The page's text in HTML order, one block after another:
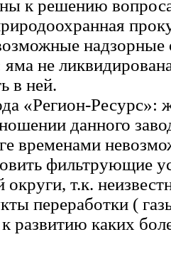
к решению
надзорные
не
в ней.
«Регион-Ресурс»:
данного
временами
фильтрующие
округи, т.к.
переработки (
развитию каких